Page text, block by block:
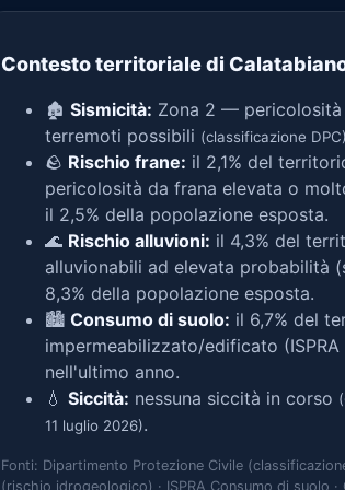
Contesto territoriale di
🏚️ Sismicità: Zona 2 —
terremoti possibili (classificazione DPC)
🪨 Rischio frane: il 2,1% del
pericolosità da frana elevata o
il 2,5% della popolazione esposta.
🌊 Rischio alluvioni: il 4,3% del
alluvionabili ad elevata probabilità
8,3% della popolazione esposta.
🏙️ Consumo di suolo: il 6,7% del
impermeabilizzato/edificato
nell'ultimo anno.
💧 Siccità: nessuna siccità in corso
11 luglio 2026).
Fonti: Dipartimento Protezione Civile
(rischio idrogeologico) · ISPRA Consumo di suolo ·